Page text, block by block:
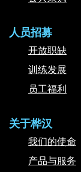
人员招募
开放职缺
训练发展
员工福利
关于桦汉
我们的使命
产品与服务